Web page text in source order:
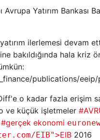
Yatırım Bankası
ilerlemesi devam
bakıldığında hala kriz
publications/
o kadar fazla erişim
ve küçük işletmeler
#gerçek ekonomi
EIB">EIB 2016